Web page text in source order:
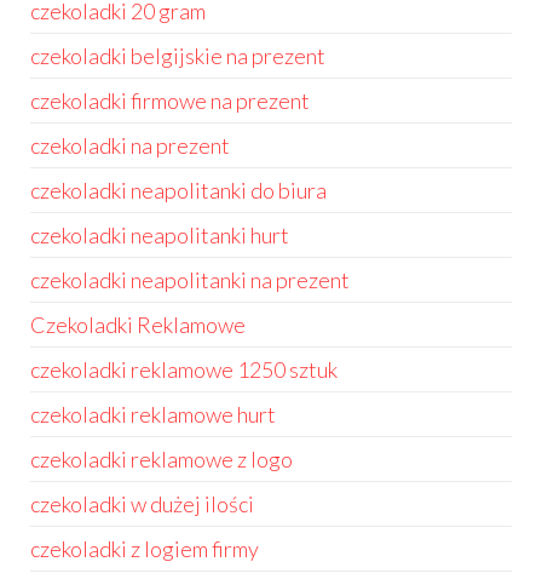
czekoladki 20 gram
czekoladki belgijskie na prezent
czekoladki firmowe na prezent
czekoladki na prezent
czekoladki neapolitanki do biura
czekoladki neapolitanki hurt
czekoladki neapolitanki na prezent
Czekoladki Reklamowe
czekoladki reklamowe 1250 sztuk
czekoladki reklamowe hurt
czekoladki reklamowe z logo
czekoladki w dużej ilości
czekoladki z logiem firmy